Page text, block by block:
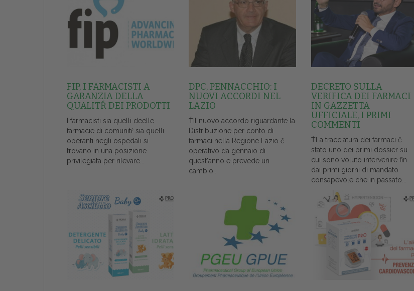
FIP, I FARMACISTI A
GARANZIA DELLA
QUALITŔ DEI PRODOTTI
I farmacisti sia quelli deelle
farmacie di comunitŕ sia quelli
operanti negli ospedali si
trovano in una posizione
privilegiata per rilevare...
DPC, PENNACCHIO: I
NUOVI ACCORDI NEL
LAZIO
ŤIl nuovo accordo riguardante la
Distribuzione per conto di
farmaci nella Regione Lazio č
operativo da gennaio di
quest'anno e prevede un
cambio...
DECRETO SULLA
VERIFICA DEI FARMACI
IN GAZZETTA
UFFICIALE, I PRIMI
COMMENTI
ŤLa tracciatura dei farmaci č
stato uno dei primi dossier su
cui sono voluto intervenire fin
dai primi giorni di mandato
consapevole che in passato...